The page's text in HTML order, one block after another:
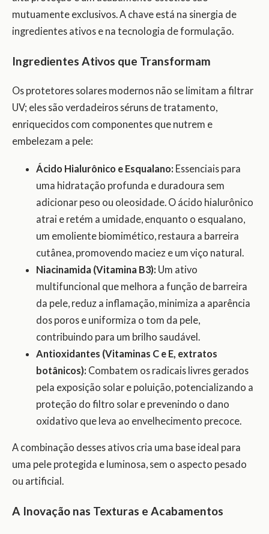
mutuamente exclusivos. A chave está na sinergia de
ingredientes ativos e na tecnologia de formulação.
Ingredientes Ativos que Transformam
Os protetores solares modernos não se limitam a filtrar
UV; eles são verdadeiros séruns de tratamento,
enriquecidos com componentes que nutrem e
embelezam a pele:
Ácido Hialurônico e Esqualano: Essenciais para
uma hidratação profunda e duradoura sem
adicionar peso ou oleosidade. O ácido hialurônico
atrai e retém a umidade, enquanto o esqualano,
um emoliente biomimético, restaura a barreira
cutânea, promovendo maciez e um viço natural.
Niacinamida (Vitamina B3): Um ativo
multifuncional que melhora a função de barreira
da pele, reduz a inflamação, minimiza a aparência
dos poros e uniformiza o tom da pele,
contribuindo para um brilho saudável.
Antioxidantes (Vitaminas C e E, extratos
botânicos): Combatem os radicais livres gerados
pela exposição solar e poluição, potencializando a
proteção do filtro solar e prevenindo o dano
oxidativo que leva ao envelhecimento precoce.
A combinação desses ativos cria uma base ideal para
uma pele protegida e luminosa, sem o aspecto pesado
ou artificial.
A Inovação nas Texturas e Acabamentos